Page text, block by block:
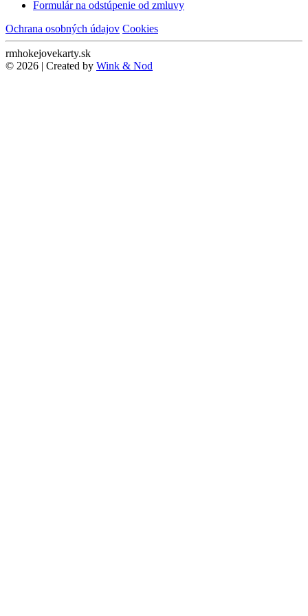
Formulár na odstúpenie od zmluvy
Ochrana osobných údajov Cookies
rmhokejovekarty.sk
© 2026 | Created by Wink & Nod